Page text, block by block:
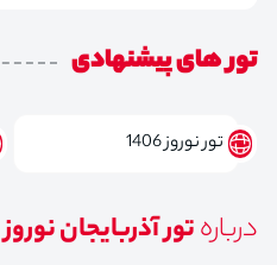
تور های پیشنهادی
تور نوروز 1406
دربارهتور آذربایجان نوروز 1406